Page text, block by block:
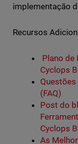
implementação
Recursos
Plano de
Cyclops
(FAQ)
Post do
Cyclops
As